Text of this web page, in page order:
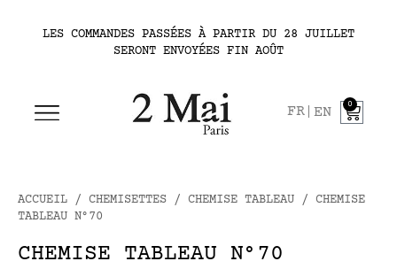
LES COMMANDES PASSÉES À PARTIR DU 28 JUILLET
SERONT ENVOYÉES FIN AOÛT
FR EN
0
ACCUEIL / CHEMISETTES / CHEMISE TABLEAU / CHEMISE
TABLEAU N°70
CHEMISE TABLEAU N°70